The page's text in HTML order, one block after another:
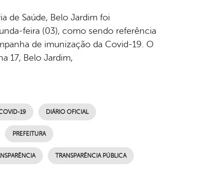
de Saúde, Belo Jardim foi
feira (03), como sendo referência
de imunização da Covid-19. O
17, Belo Jardim,
19 DIÁRIO OFICIAL
PREFEITURA
TRANSPARÊNCIA PÚBLICA